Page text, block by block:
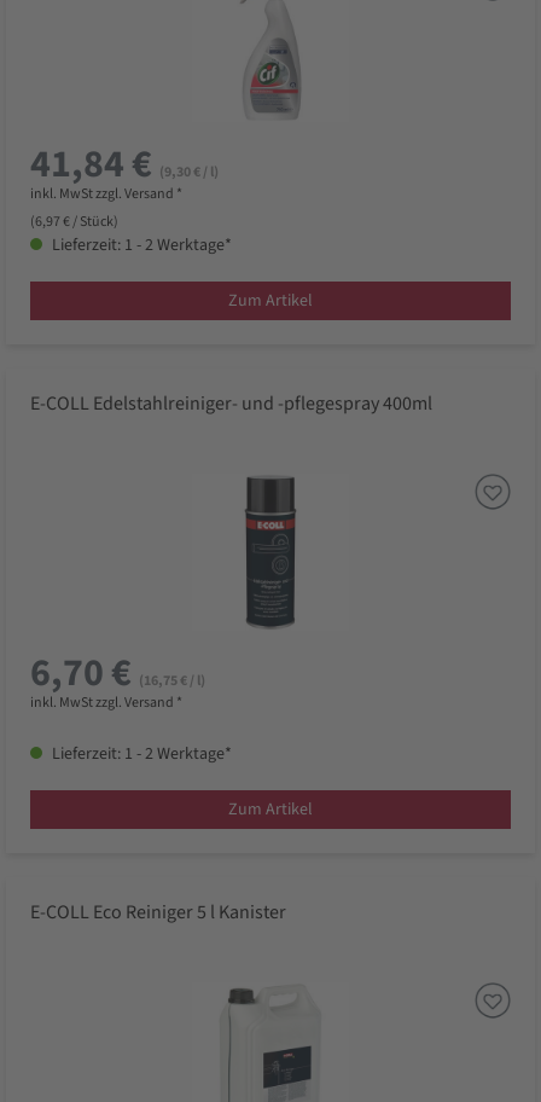
41,84 € (9,30 € / l)
inkl. MwSt zzgl. Versand *
(6,97 € / Stück)
Lieferzeit: 1 - 2 Werktage*
Zum Artikel
E-COLL Edelstahlreiniger- und -pflegespray 400ml
6,70 € (16,75 € / l)
inkl. MwSt zzgl. Versand *
Lieferzeit: 1 - 2 Werktage*
Zum Artikel
E-COLL Eco Reiniger 5 l Kanister